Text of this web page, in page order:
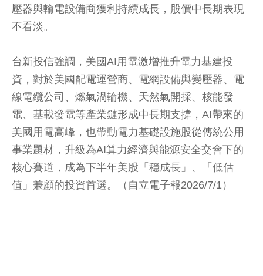
壓器與輸電設備商獲利持續成長，股價中長期表現
不看淡。
台新投信強調，美國AI用電激增推升電力基建投
資，對於美國配電運營商、電網設備與變壓器、電
線電纜公司、燃氣渦輪機、天然氣開採、核能發
電、基載發電等產業鏈形成中長期支撐，AI帶來的
美國用電高峰，也帶動電力基礎設施股從傳統公用
事業題材，升級為AI算力經濟與能源安全交會下的
核心賽道，成為下半年美股「穩成長」、「低估
值」兼顧的投資首選。（自立電子報2026/7/1）